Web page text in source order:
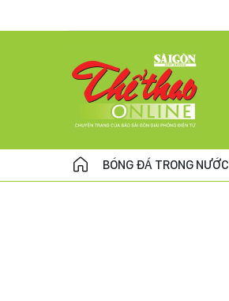
BÓNG ĐÁ TRONG NƯỚC